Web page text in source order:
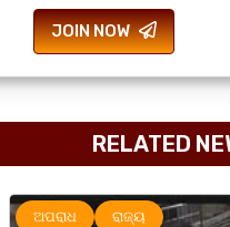
JOIN NOW
RELATED
ଅପରାଧ ରାଜ୍ୟ